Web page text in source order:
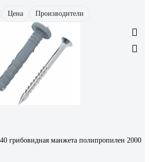
Цена Производители
грибовидная манжета полипропилен 2000